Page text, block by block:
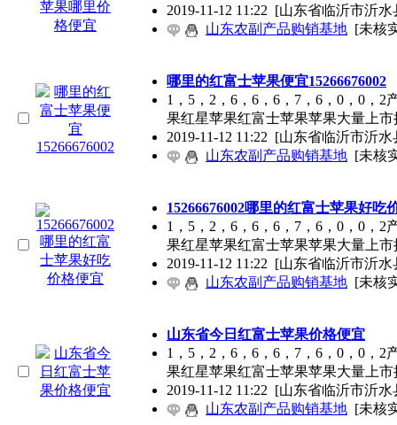
2019-11-12 11:22 [山东省临沂市沂水
山东农副产品购销基地 [未核
哪里的红富士苹果便宜15266676002
1，5，2，6，6，6，7，6，0，0，
果红星苹果红富士苹果苹果大量上市
2019-11-12 11:22 [山东省临沂市沂水
山东农副产品购销基地 [未核
15266676002哪里的红富士苹果好吃
1，5，2，6，6，6，7，6，0，0，
果红星苹果红富士苹果苹果大量上市
2019-11-12 11:22 [山东省临沂市沂水
山东农副产品购销基地 [未核
山东省今日红富士苹果价格便宜
1，5，2，6，6，6，7，6，0，0，
果红星苹果红富士苹果苹果大量上市
2019-11-12 11:22 [山东省临沂市沂水
山东农副产品购销基地 [未核